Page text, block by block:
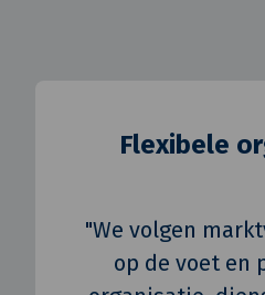
Flexibele
"We volgen
op de voet en